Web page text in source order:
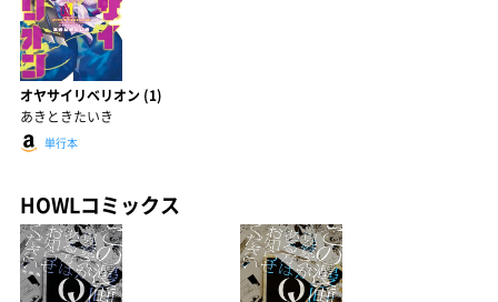
オヤサイリベリオン (1)
あきときたいき
単行本
HOWLコミックス